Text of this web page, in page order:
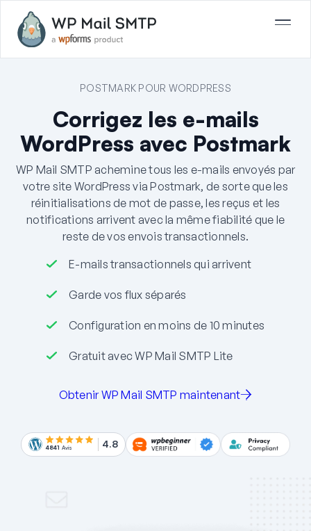
POSTMARK POUR WORDPRESS
Corrigez les e-mails
WordPress avec Postmark
WP Mail SMTP achemine tous les e-mails envoyés par
votre site WordPress via Postmark, de sorte que les
réinitialisations de mot de passe, les reçus et les
notifications arrivent avec la même fiabilité que le
reste de vos envois transactionnels.
E-mails transactionnels qui arrivent
Garde vos flux séparés
Configuration en moins de 10 minutes
Gratuit avec WP Mail SMTP Lite
Obtenir WP Mail SMTP maintenant
4841 Avis 4.8